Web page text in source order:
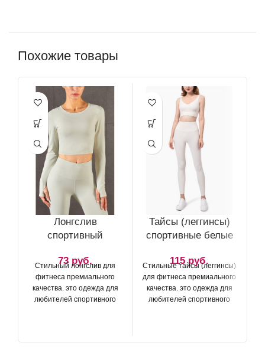
Похожие товары
Лонгслив
спортивный
73 руб.
Стильный лонгслив для
фитнеса премиального
качества. это одежда для
любителей спортивного
Тайсы (леггинсы)
спортивные белые
115руб.
Стильные тайсы (леггинсы)
для фитнеса премиального
качества. это одежда для
любителей спортивного